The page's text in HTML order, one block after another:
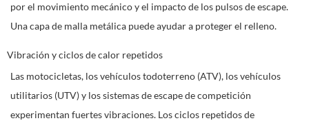
por el movimiento mecánico y el impacto de los pulsos de escape.
Una capa de malla metálica puede ayudar a proteger el relleno.
Vibración y ciclos de calor repetidos
Las motocicletas, los vehículos todoterreno (ATV), los vehículos
utilitarios (UTV) y los sistemas de escape de competición
experimentan fuertes vibraciones. Los ciclos repetidos de